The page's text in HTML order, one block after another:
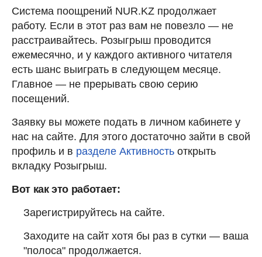
Система поощрений NUR.KZ продолжает
работу. Если в этот раз вам не повезло — не
расстраивайтесь. Розыгрыш проводится
ежемесячно, и у каждого активного читателя
есть шанс выиграть в следующем месяце.
Главное — не прерывать свою серию
посещений.
Заявку вы можете подать в личном кабинете у
нас на сайте. Для этого достаточно зайти в свой
профиль и в разделе Активность открыть
вкладку Розыгрыш.
Вот как это работает:
Зарегистрируйтесь на сайте.
Заходите на сайт хотя бы раз в сутки — ваша
"полоса" продолжается.